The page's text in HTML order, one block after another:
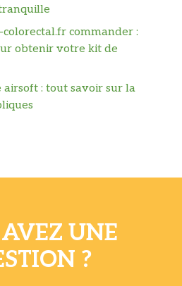
commander :
obtenir votre kit de
airsoft : tout savoir sur la
UNE
?